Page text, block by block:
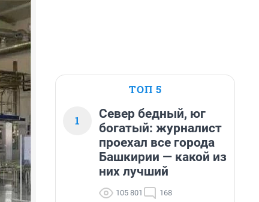
ТОП 5
1
Север бедный, юг
богатый: журналист
проехал все города
Башкирии — какой из
них лучший
105 801 168